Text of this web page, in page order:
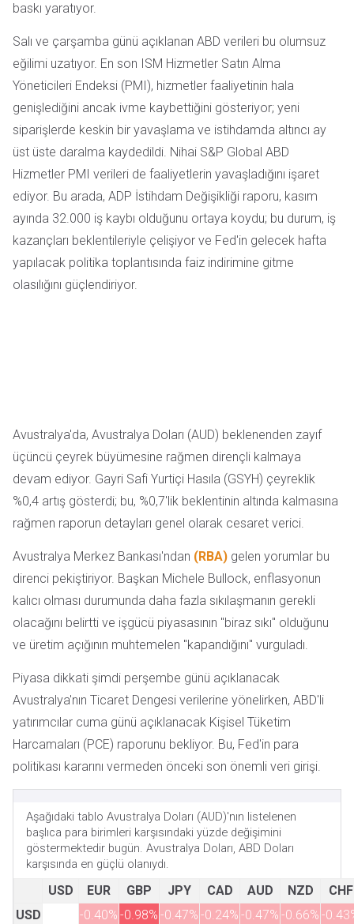
baskı yaratıyor.
Salı ve çarşamba günü açıklanan ABD verileri bu olumsuz
eğilimi uzatıyor. En son ISM Hizmetler Satın Alma
Yöneticileri Endeksi (PMI), hizmetler faaliyetinin hala
genişlediğini ancak ivme kaybettiğini gösteriyor; yeni
siparişlerde keskin bir yavaşlama ve istihdamda altıncı ay
üst üste daralma kaydedildi. Nihai S&P Global ABD
Hizmetler PMI verileri de faaliyetlerin yavaşladığını işaret
ediyor. Bu arada, ADP İstihdam Değişikliği raporu, kasım
ayında 32.000 iş kaybı olduğunu ortaya koydu; bu durum, iş
kazançları beklentileriyle çelişiyor ve Fed'in gelecek hafta
yapılacak politika toplantısında faiz indirimine gitme
olasılığını güçlendiriyor.
Avustralya'da, Avustralya Doları (AUD) beklenenden zayıf
üçüncü çeyrek büyümesine rağmen dirençli kalmaya
devam ediyor. Gayri Safi Yurtiçi Hasıla (GSYH) çeyreklik
%0,4 artış gösterdi; bu, %0,7'lik beklentinin altında kalmasına
rağmen raporun detayları genel olarak cesaret verici.
Avustralya Merkez Bankası'ndan (RBA) gelen yorumlar bu
direnci pekiştiriyor. Başkan Michele Bullock, enflasyonun
kalıcı olması durumunda daha fazla sıkılaşmanın gerekli
olacağını belirtti ve işgücü piyasasının "biraz sıkı" olduğunu
ve üretim açığının muhtemelen "kapandığını" vurguladı.
Piyasa dikkati şimdi perşembe günü açıklanacak
Avustralya'nın Ticaret Dengesi verilerine yönelirken, ABD'li
yatırımcılar cuma günü açıklanacak Kişisel Tüketim
Harcamaları (PCE) raporunu bekliyor. Bu, Fed'in para
politikası kararını vermeden önceki son önemli veri girişi.
Aşağıdaki tablo Avustralya Doları (AUD)'nın listelenen
başlıca para birimleri karşısındaki yüzde değişimini
göstermektedir bugün. Avustralya Doları, ABD Doları
karşısında en güçlü olanıydı.
USD EUR GBP JPY CAD AUD NZD
CHF
USD
-0.40% -0.98% -0.47% -0.24% -0.47% -0.66% -